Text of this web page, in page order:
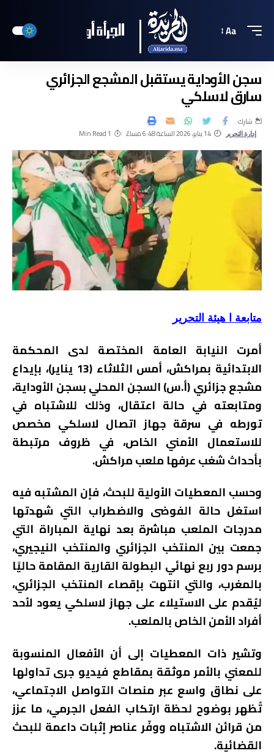
Aa
سجن الأوداية يستقبل المشجع الجزائري
سارق لاسلكي
إدارة التحرير 14 يناير، 2026 الساعة 6:48 مساءً 1 Min Read
شارك
متابعة ا هيئة التحرير
أمرت النيابة العامة المختصة لدى المحكمة
الابتدائية بمراكش، أمس الثلاثاء (13 يناير)، بإيداع
مشجع جزائري (أ.س) السجن المحلي بسجن الأوداية،
ومتابعته في حالة اعتقال، وذلك للاشتباه في
تورطه في سرقة جهاز اتصال لاسلكي مخصص
للاستعمال الأمني الخاص، في ظروف مرتبطة
بأحداث شغب عرفها ملعب مراكش.
وحسب المعطيات الأولية للبحث، فإن المشتبه فيه
استغل حالة الفوضى والاضطراب التي شهدتها
مدرجات الملعب مباشرة بعد نهاية المباراة التي
جمعت بين المنتخب الجزائري والمنتخب النيجيري،
برسم دور ربع نهائي البطولة القارية المقامة حاليًا
بالمغرب، والتي انتهت بإقصاء المنتخب الجزائري،
ليُقدم على الاستيلاء على جهاز لاسلكي يعود لأحد
أفراد الأمن الخاص بالملعب.
وتشير ذات المعطيات إلى أن الأفعال المنسوبة
للمعني بالأمر موثقة بمقاطع فيديو جرى تداولها
على نطاق واسع عبر منصات التواصل الاجتماعي،
تُظهر بوضوح لحظة ارتكاب الفعل الجرمي، ما عزز
من قرائن الاشتباه ووفّر عناصر إثبات داعمة للبحث
القضائية.